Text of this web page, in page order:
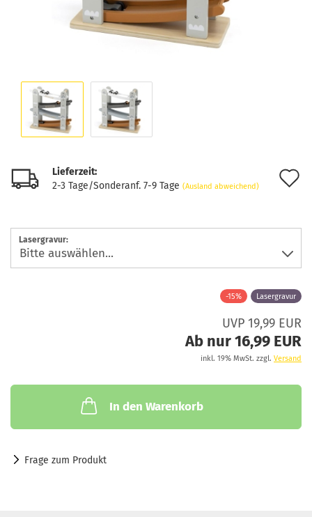
Lieferzeit:
2-3 Tage/Sonderanf. 7-9 Tage (Ausland abweichend)
Lasergravur:
-15% Lasergravur
UVP 19,99 EUR
Ab nur 16,99 EUR
inkl. 19% MwSt. zzgl. Versand
In den Warenkorb
Frage zum Produkt